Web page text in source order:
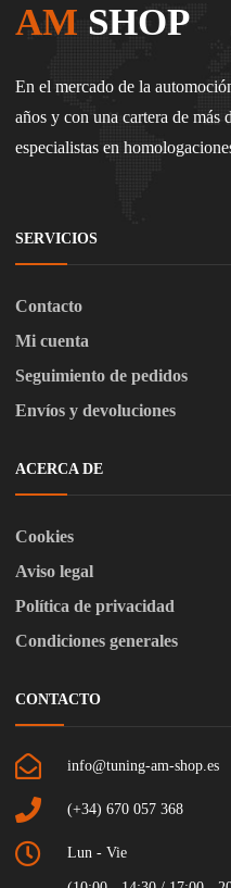
AM SHOP
En el mercado de la
años y con una cartera de más
especialistas en
SERVICIOS
Contacto
Mi cuenta
Seguimiento de pedidos
Envíos y devoluciones
ACERCA DE
Cookies
Aviso legal
Política de privacidad
Condiciones generales
CONTACTO
info@tuning-am-shop.es
(+34) 670 057 368
Lun - Vie